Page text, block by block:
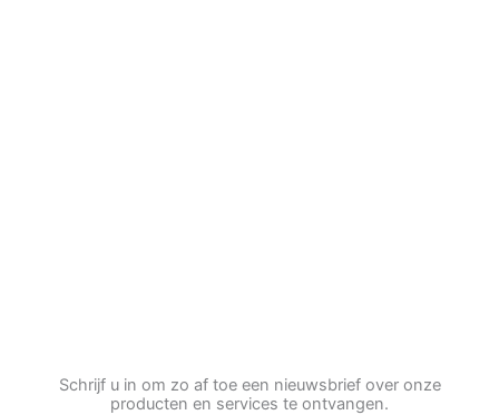
Schrijf u in om zo af toe een nieuwsbrief over onze
producten en services te ontvangen.